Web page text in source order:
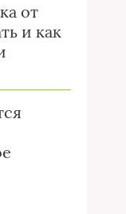
от
и как